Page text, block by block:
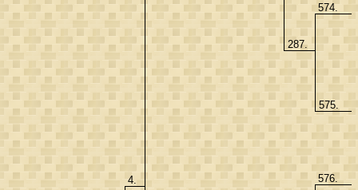
4.
287.
574.
575.
576.